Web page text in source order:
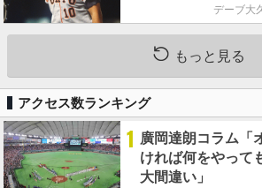
デーブ大
もっと見る
アクセス数ランキング
1 廣岡達朗コラム「
ければ何をやって
大間違い」